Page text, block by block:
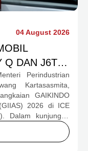
04 August 2026
Q DAN J6T
DI GIIAS
Perindustrian
Kartasasmita,
GAIKINDO
2026 di ICE
Dalam kunjungan
dua produk
Q, compact EV